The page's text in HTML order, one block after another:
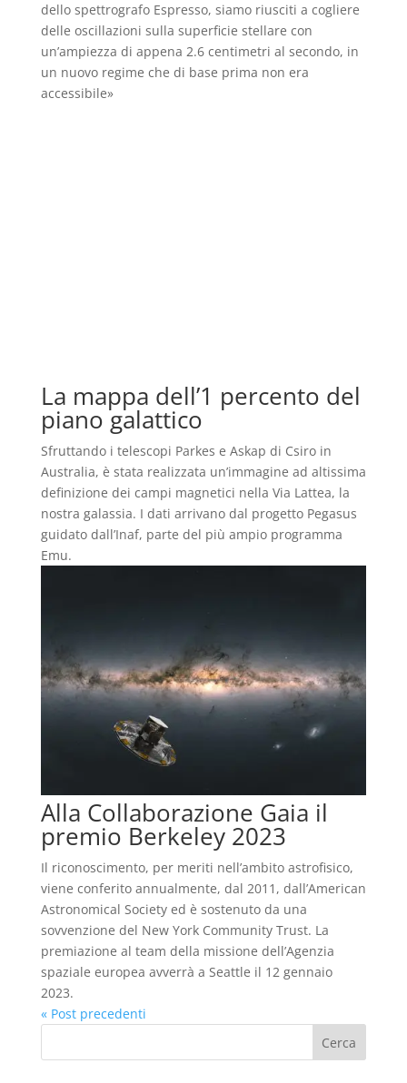
dello spettrografo Espresso, siamo riusciti a cogliere
delle oscillazioni sulla superficie stellare con
un’ampiezza di appena 2.6 centimetri al secondo, in
un nuovo regime che di base prima non era
accessibile»
La mappa dell’1 percento del
piano galattico
Sfruttando i telescopi Parkes e Askap di Csiro in
Australia, è stata realizzata un’immagine ad altissima
definizione dei campi magnetici nella Via Lattea, la
nostra galassia. I dati arrivano dal progetto Pegasus
guidato dall’Inaf, parte del più ampio programma
Emu.
Alla Collaborazione Gaia il
premio Berkeley 2023
Il riconoscimento, per meriti nell’ambito astrofisico,
viene conferito annualmente, dal 2011, dall’American
Astronomical Society ed è sostenuto da una
sovvenzione del New York Community Trust. La
premiazione al team della missione dell’Agenzia
spaziale europea avverrà a Seattle il 12 gennaio
2023.
« Post precedenti